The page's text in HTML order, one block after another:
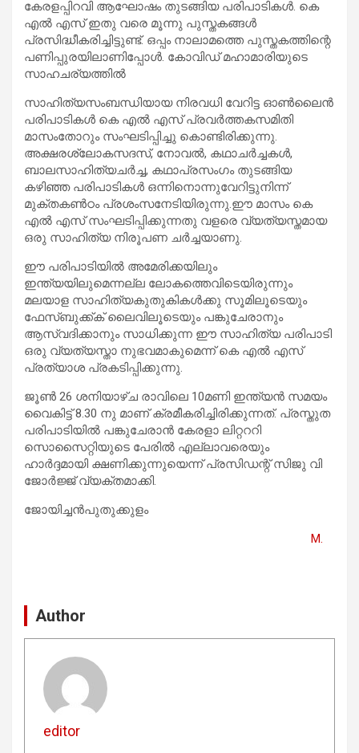
കേരളപ്പിറവി ആഘോഷം തുടങ്ങിയ പരിപാടികള്‍. കെ
എല്‍ എസ് ഇതു വരെ മൂന്നു പുസ്തകങ്ങള്‍
പ്രസിദ്ധീകരിച്ചിട്ടുണ്ട്. ഒപ്പം നാലാമത്തെ പുസ്തകത്തിന്റെ
പണിപ്പുരയിലാണിപ്പോള്‍. കോവിഡ് മഹാമാരിയുടെ
സാഹചര്യത്തില്‍
സാഹിത്യസംബന്ധിയായ നിരവധി വേറിട്ട ഓണ്‍ലൈന്‍
പരിപാടികള്‍ കെ എല്‍ എസ് പ്രവര്‍ത്തകസമിതി
മാസംതോറും സംഘടിപ്പിച്ചു കൊണ്ടിരിക്കുന്നു.
അക്ഷരശ്ലോകസദസ്, നോവല്‍, കഥാചര്‍ച്ചകള്‍,
ബാലസാഹിത്യചര്‍ച്ച, കഥാപ്രസംഗം തുടങ്ങിയ
കഴിഞ്ഞ പരിപാടികള്‍ ഒന്നിനൊന്നുവേറിട്ടുനിന്ന്
മുക്തകണ്‍ഠം പ്രശംസനേടിയിരുന്നു.ഈ മാസം കെ
എല്‍ എസ് സംഘടിപ്പിക്കുന്നതു വളരെ വ്യത്യസ്തമായ
ഒരു സാഹിത്യ നിരൂപണ ചര്‍ച്ചയാണു.
ഈ പരിപാടിയില്‍ അമേരിക്കയിലും
ഇന്ത്യയിലുമെന്നല്ല ലോകത്തെവിടെയിരുന്നും
മലയാള സാഹിത്യകുതുകികള്‍ക്കു സൂമിലൂടെയും
ഫേസ്ബുക്ക്ക് ലൈവിലൂടെയും പങ്കുചേരാനും
ആസ്വദിക്കാനും സാധിക്കുന്ന ഈ സാഹിത്യ പരിപാടി
ഒരു വ്യത്യസ്താ നുഭവമാകുമെന്ന് കെ എല്‍ എസ്
പ്രത്യാശ പ്രകടിപ്പിക്കുന്നു.
ജൂണ്‍ 26 ശനിയാഴ്ച രാവിലെ 10മണി ഇന്ത്യന്‍ സമയം
വൈകിട്ട് 8.30 നു മാണ് ക്രമീകരിച്ചിരിക്കുന്നത്. പ്രസ്തുത
പരിപാടിയില്‍ പങ്കുചേരാന്‍ കേരളാ ലിറ്റററി
സൊസൈറ്റിയുടെ പേരില്‍ എല്ലാവരെയും
ഹാര്‍ദ്ദമായി ക്ഷണിക്കുന്നുയെന്ന് പ്രസിഡന്റ് സിജു വി
ജോര്‍ജ്ജ് വ്യക്തമാക്കി.
ജോയിച്ചൻപുതുക്കുളം
M.
Author
editor